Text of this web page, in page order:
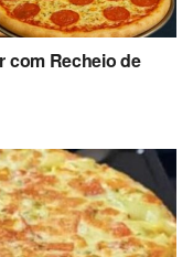
com Recheio de